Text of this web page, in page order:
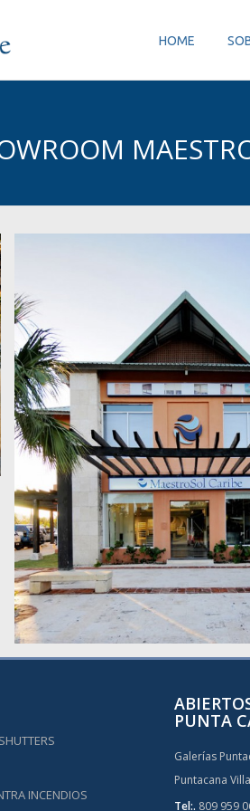
HOME
INCENDIOS
PUNTA
Galerías
Puntacana
Tel:. 809 959